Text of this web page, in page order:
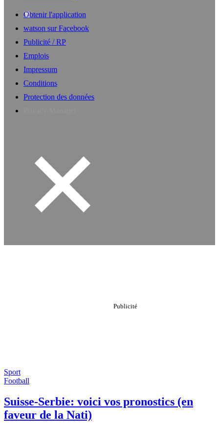
Obtenir l'application
watson sur Facebook
Publicité / RP
Emplois
Impressum
Conditions
Protection des données
Sport
Football
Suisse-Serbie: voici vos pronostics (en
faveur de la Nati)